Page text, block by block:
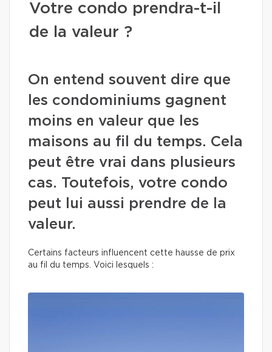
Votre condo prendra-t-il
de la valeur ?
On entend souvent dire que
les condominiums gagnent
moins en valeur que les
maisons au fil du temps. Cela
peut être vrai dans plusieurs
cas. Toutefois, votre condo
peut lui aussi prendre de la
valeur.
Certains facteurs influencent cette hausse de prix
au fil du temps. Voici lesquels :